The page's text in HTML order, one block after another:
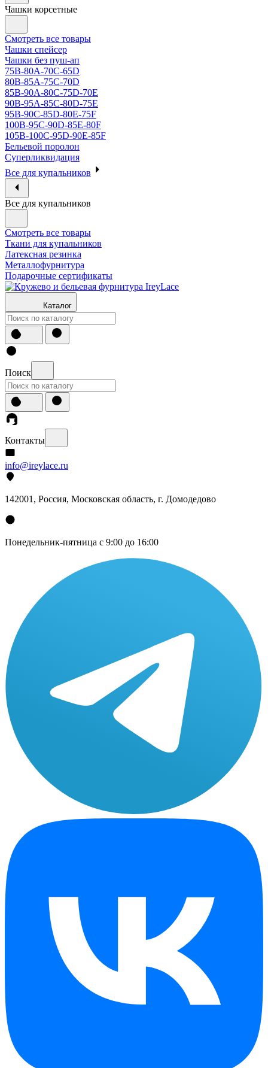
Чашки корсетные
Смотреть все товары
Чашки спейсер
Чашки без пуш-ап
75В-80А-70С-65D
80В-85А-75С-70D
85В-90А-80С-75D-70E
90B-95A-85C-80D-75E
95B-90C-85D-80E-75F
100B-95C-90D-85E-80F
105B-100C-95D-90E-85F
Бельевой поролон
Суперликвидация
Все для купальников
Все для купальников
Смотреть все товары
Ткани для купальников
Латексная резинка
Металлофурнитура
Подарочные сертификаты
Каталог
Поиск
Контакты
info@ireylace.ru
142001 , Россия, Московская область, г. Домодедово
Понедельник-пятница с 9:00 до 16:00